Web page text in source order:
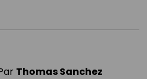
Thomas Sanchez